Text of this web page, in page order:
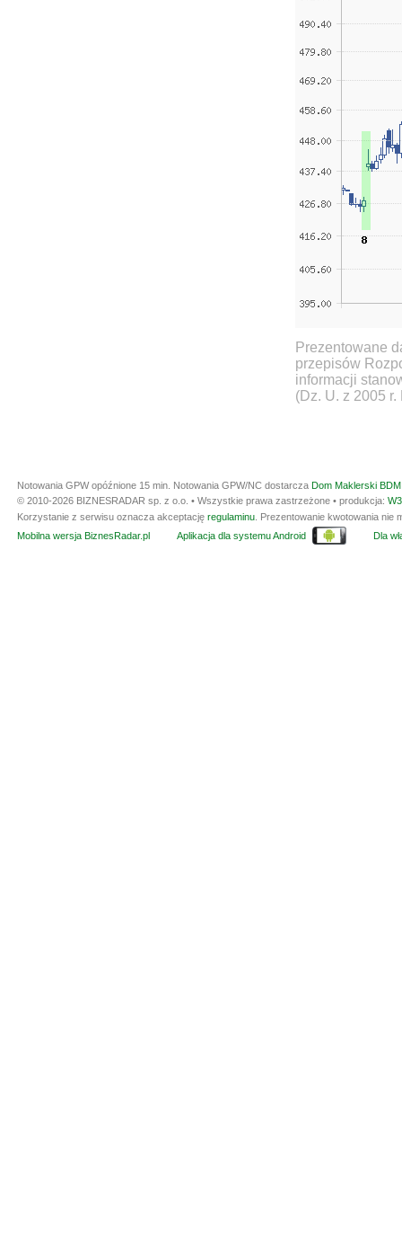
Prezentowane
przepisów
informacji
(Dz. U. z 2005
Notowania GPW opóźnione 15 min. Notowania GPW/NC dostarcza Dom Maklerski
© 2010-2026 BIZNESRADAR sp. z o.o. • Wszystkie prawa zastrzeżone • produkcja:
Korzystanie z serwisu oznacza akceptację regulaminu . Prezentowanie kwotowania
Mobilna wersja BiznesRadar.pl
Aplikacja dla systemu Android Dla